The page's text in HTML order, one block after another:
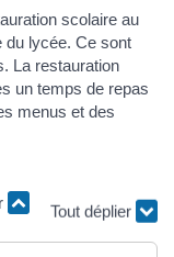
scolaire au
du lycée. Ce sont
La restauration
un temps de repas
menus et des
Tout déplier